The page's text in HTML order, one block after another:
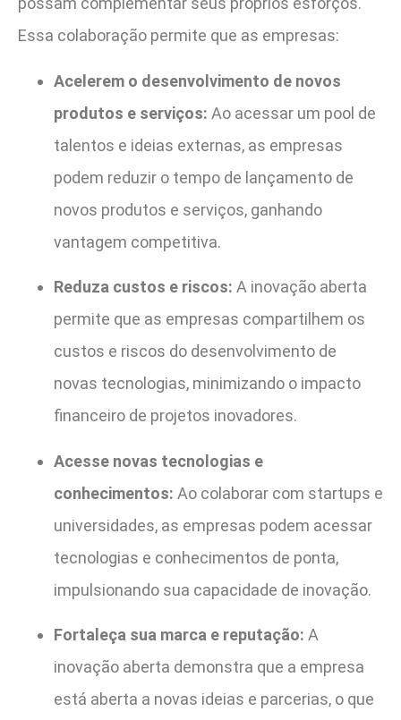
Essa colaboração permite que as empresas:
Acelerem o desenvolvimento de novos
produtos e serviços: Ao acessar um pool de
talentos e ideias externas, as empresas
podem reduzir o tempo de lançamento de
novos produtos e serviços, ganhando
vantagem competitiva.
Reduza custos e riscos: A inovação aberta
permite que as empresas compartilhem os
custos e riscos do desenvolvimento de
novas tecnologias, minimizando o impacto
financeiro de projetos inovadores.
Acesse novas tecnologias e
conhecimentos: Ao colaborar com startups e
universidades, as empresas podem acessar
tecnologias e conhecimentos de ponta,
impulsionando sua capacidade de inovação.
Fortaleça sua marca e reputação: A
inovação aberta demonstra que a empresa
está aberta a novas ideias e parcerias, o que